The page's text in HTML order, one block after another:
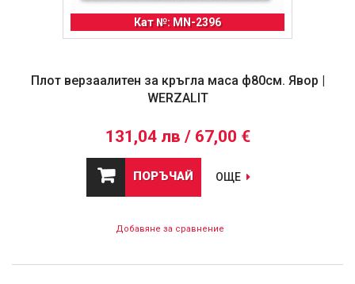
Кат №: MN-2396
Плот верзаалитен за кръгла маса ф80см. Явор |
WERZALIT
131,04 лв / 67,00 €
ПОРЪЧАЙ ОЩЕ
Добавяне за сравнение